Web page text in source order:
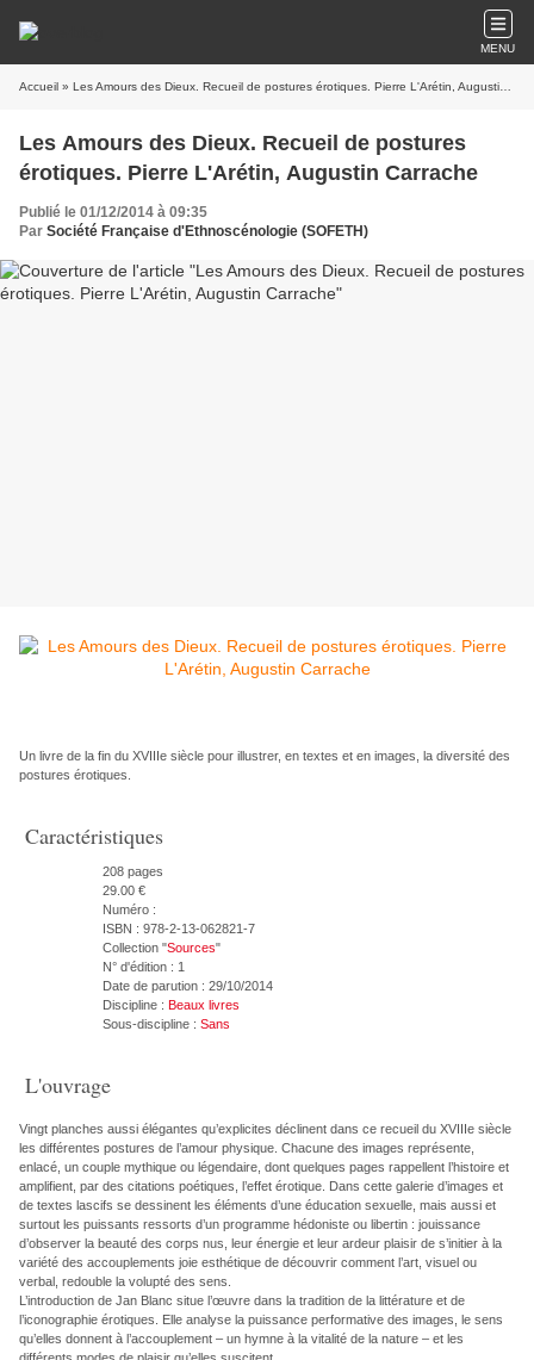
MENU
Accueil » Les Amours des Dieux. Recueil de postures érotiques. Pierre L'Arétin, Augustin Carrache
Les Amours des Dieux. Recueil de postures
érotiques. Pierre L'Arétin, Augustin Carrache
Publié le 01/12/2014 à 09:35
Par Société Française d'Ethnoscénologie (SOFETH)
Un livre de la fin du XVIIIe siècle pour illustrer, en textes et en images, la diversité des
postures érotiques.
Caractéristiques
208 pages
29.00 €
Numéro :
ISBN : 978-2-13-062821-7
Collection "Sources"
N° d'édition : 1
Date de parution : 29/10/2014
Discipline : Beaux livres
Sous-discipline : Sans
L'ouvrage
Vingt planches aussi élégantes qu’explicites déclinent dans ce recueil du XVIIIe siècle
les différentes postures de l’amour physique. Chacune des images représente,
enlacé, un couple mythique ou légendaire, dont quelques pages rappellent l’histoire et
amplifient, par des citations poétiques, l’effet érotique. Dans cette galerie d’images et
de textes lascifs se dessinent les éléments d’une éducation sexuelle, mais aussi et
surtout les puissants ressorts d’un programme hédoniste ou libertin : jouissance
d’observer la beauté des corps nus, leur énergie et leur ardeur plaisir de s’initier à la
variété des accouplements joie esthétique de découvrir comment l’art, visuel ou
verbal, redouble la volupté des sens.
L’introduction de Jan Blanc situe l’œuvre dans la tradition de la littérature et de
l’iconographie érotiques. Elle analyse la puissance performative des images, le sens
qu’elles donnent à l’accouplement – un hymne à la vitalité de la nature – et les